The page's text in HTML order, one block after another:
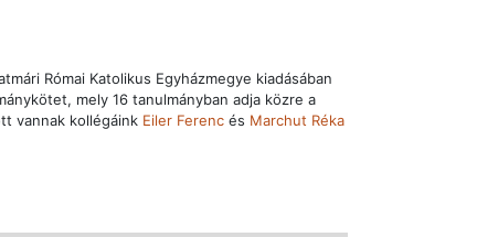
Római Katolikus Egyházmegye kiadásában
mely 16 tanulmányban adja közre a
vannak kollégáink Eiler Ferencés Marchut Réka